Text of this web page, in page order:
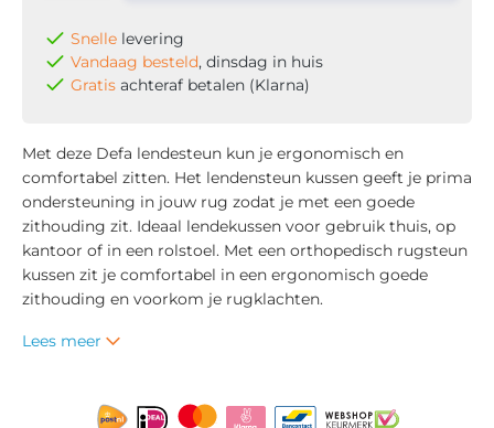
Snelle levering
Vandaag besteld, dinsdag in huis
Gratis achteraf betalen (Klarna)
Met deze Defa lendesteun kun je ergonomisch en
comfortabel zitten. Het lendensteun kussen geeft je prima
ondersteuning in jouw rug zodat je met een goede
zithouding zit. Ideaal lendekussen voor gebruik thuis, op
kantoor of in een rolstoel. Met een orthopedisch rugsteun
kussen zit je comfortabel in een ergonomisch goede
zithouding en voorkom je rugklachten.
Lees meer